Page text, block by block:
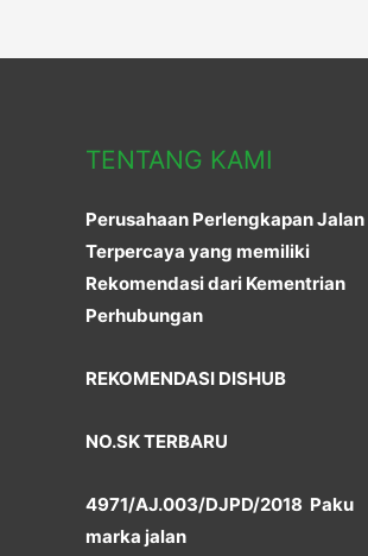
TENTANG KAMI
Perusahaan Perlengkapan Jalan
Terpercaya yang memiliki
Rekomendasi dari Kementrian
Perhubungan
REKOMENDASI DISHUB
NO.SK TERBARU
4971/AJ.003/DJPD/2018 Paku
marka jalan